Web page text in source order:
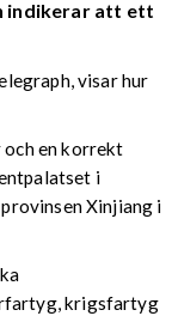
indikerar att ett
visar hur
en korrekt
i
Xinjiang i
krigsfartyg